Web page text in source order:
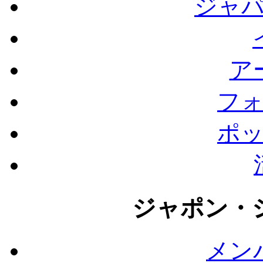
ジャ
ア
フ
ポ
ジャポン・
メン